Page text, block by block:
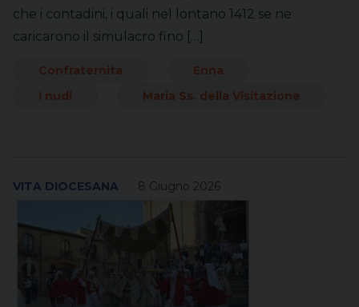
che i contadini, i quali nel lontano 1412 se ne
caricarono il simulacro fino […]
Confraternita
Enna
I nudi
Maria Ss. della Visitazione
8 Giugno 2026
VITA DIOCESANA